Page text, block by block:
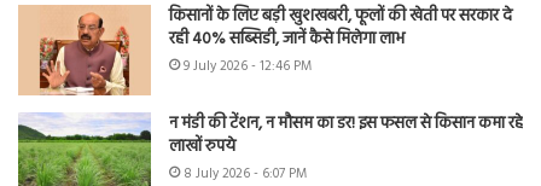
किसानों के लिए बड़ी खुशखबरी, फूलों की खेती पर सरकार दे
रही 40% सब्सिडी, जानें कैसे मिलेगा लाभ
9 July 2026 - 12:46 PM
न मंडी की टेंशन, न मौसम का डर! इस फसल से किसान कमा रहे
लाखों रुपये
8 July 2026 - 6:07 PM